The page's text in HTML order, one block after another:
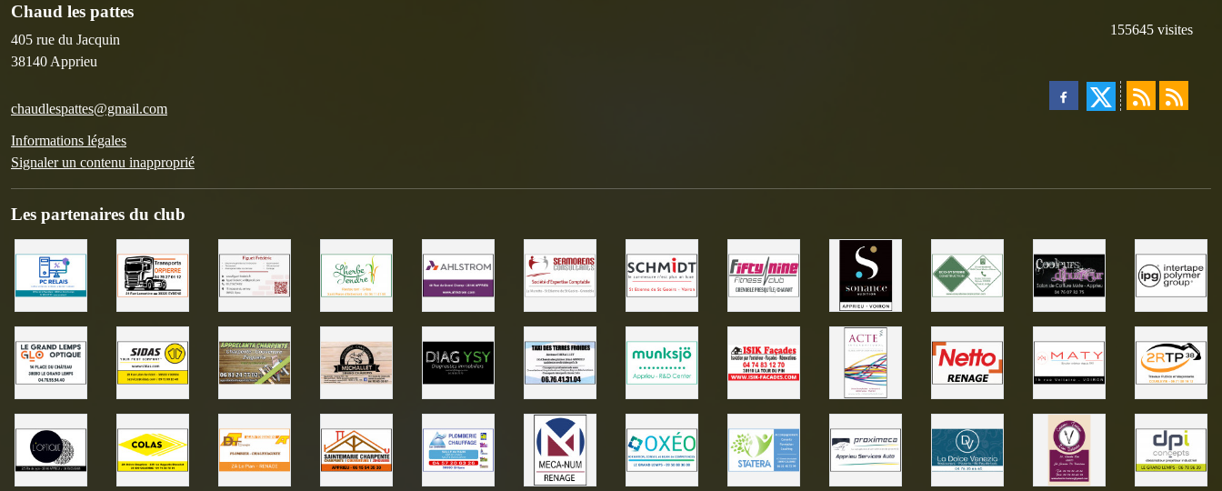
Chaud les pattes
405 rue du Jacquin
38140 Apprieu
chaudlespattes@gmail.com
Informations légales
Signaler un contenu inapproprié
155645 visites
Les partenaires du club